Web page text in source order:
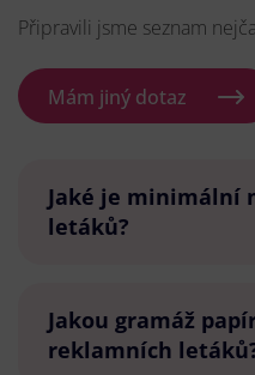
Připravili jsme seznam
Mám jiný dotaz
Jaké je minimální
letáků?
Jakou gramáž
reklamních